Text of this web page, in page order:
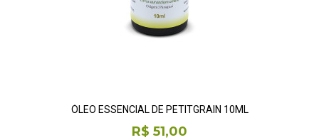
ÓLEO ESSENCIAL DE PETITGRAIN 10ML
R$ 51,00